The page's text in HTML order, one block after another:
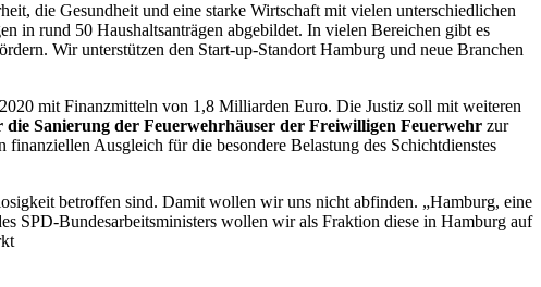
die Gesundheit und eine starke Wirtschaft mit vielen unterschiedlichen
in rund 50 Haushaltsanträgen abgebildet. In vielen Bereichen gibt es
Wir unterstützen den Start-up-Standort Hamburg und neue Branchen
mit Finanzmitteln von 1,8 Milliarden Euro. Die Justiz soll mit weiteren
Sanierung der Feuerwehrhäuser der Freiwilligen Feuerwehr zur
finanziellen Ausgleich für die besondere Belastung des Schichtdienstes
betroffen sind. Damit wollen wir uns nicht abfinden. „Hamburg, eine
SPD-Bundesarbeitsministers wollen wir als Fraktion diese in Hamburg auf